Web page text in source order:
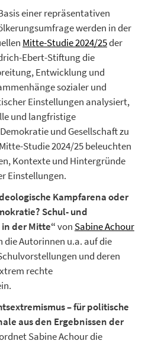
einer repräsentativen
werden in der
Mitte-Studie 2024/25der
Ebert-Stiftung die
Entwicklung und
sozialer und
Einstellungen analysiert,
und langfristige
und Gesellschaft zu
Studie 2024/25 beleuchten
Kontexte und Hintergründe
Einstellungen.
Kampfarena oder
Schul- und
der Mitte“von Sabine Achour
die Autorinnen u.a. auf die
und deren
rechte
– für politische
aus den Ergebnissen der
Sabine Achour die